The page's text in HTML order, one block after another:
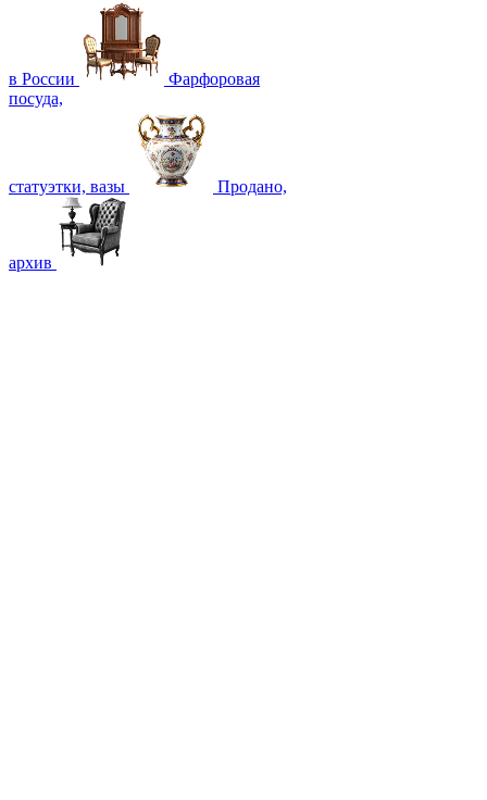
в России
Фарфоровая
посуда,
статуэтки, вазы Продано,
архив